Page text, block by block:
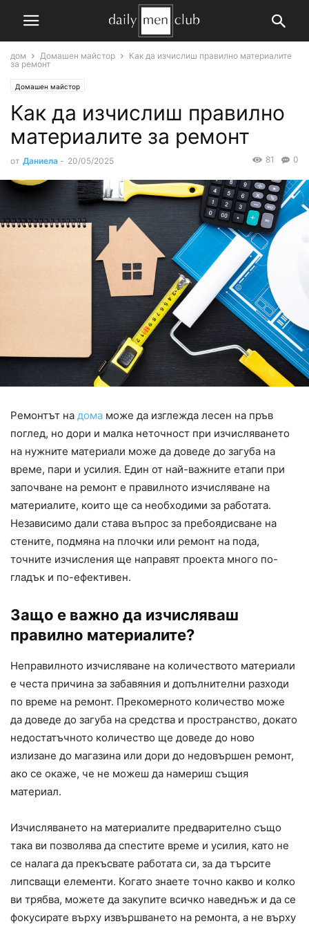
дом Домашен майстор
Как да изчислиш правилно материалите
за ремонт
Домашен майстор
Как да изчислиш правилно
материалите за ремонт
от Даниела - 20/05/2025 0
81
Ремонтът на дома може да изглежда лесен на пръв
поглед, но дори и малка неточност при изчисляването
на нужните материали може да доведе до загуба на
време, пари и усилия. Един от най-важните етапи при
започване на ремонт е правилното изчисляване на
материалите, които ще са необходими за работата.
Независимо дали става въпрос за пребоядисване на
стените, подмяна на плочки или ремонт на пода,
точните изчисления ще направят проекта много по-
гладък и по-ефективен.
Защо е важно да изчисляваш
правилно материалите?
Неправилното изчисляване на количеството материали
е честа причина за забавяния и допълнителни разходи
по време на ремонт. Прекомерното количество може
да доведе до загуба на средства и пространство, докато
недостатъчното количество ще доведе до ново
излизане до магазина или дори до недовършен ремонт,
ако се окаже, че не можеш да намериш същия
материал.
Изчисляването на материалите предварително също
така ви позволява да спестите време и усилия, като не
се налага да прекъсвате работата си, за да търсите
липсващи елементи. Когато знаете точно какво и колко
ви трябва, можете да закупите всичко наведнъж и да се
фокусирате върху извършването на ремонта, а не върху